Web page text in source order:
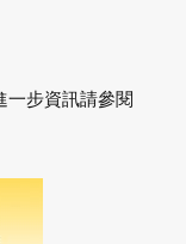
一步資訊請參閱